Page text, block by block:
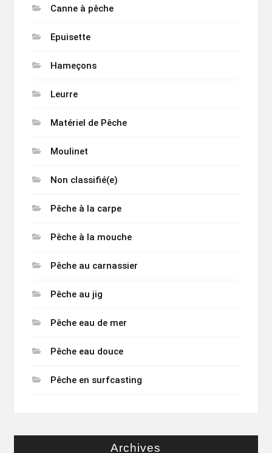
Canne à pêche
Epuisette
Hameçons
Leurre
Matériel de Pêche
Moulinet
Non classifié(e)
Pêche à la carpe
Pêche à la mouche
Pêche au carnassier
Pêche au jig
Pêche eau de mer
Pêche eau douce
Pêche en surfcasting
Archives